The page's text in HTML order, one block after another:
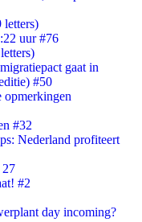
letters)
uur #76
gaat in
#50
opmerkingen
#32
Nederland profiteert
27
#2
day incoming?